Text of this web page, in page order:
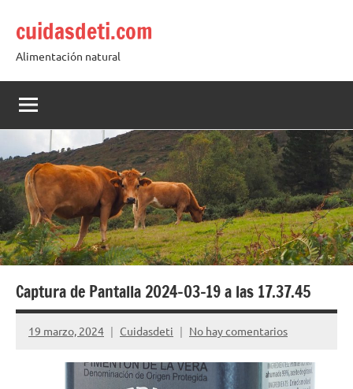
contenido
cuidasdeti.com
Alimentación natural
Captura de Pantalla 2024-03-19 a las 17.37.45
19 marzo, 2024 Cuidasdeti No hay comentarios